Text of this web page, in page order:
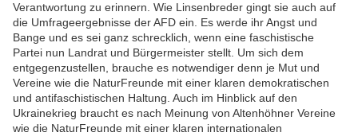
Verantwortung zu erinnern. Wie Linsenbreder gingt sie auch auf
die Umfrageergebnisse der AFD ein. Es werde ihr Angst und
Bange und es sei ganz schrecklich, wenn eine faschistische
Partei nun Landrat und Bürgermeister stellt. Um sich dem
entgegenzustellen, brauche es notwendiger denn je Mut und
Vereine wie die NaturFreunde mit einer klaren demokratischen
und antifaschistischen Haltung. Auch im Hinblick auf den
Ukrainekrieg braucht es nach Meinung von Altenhöhner Vereine
wie die NaturFreunde mit einer klaren internationalen